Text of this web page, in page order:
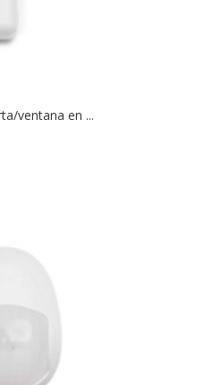
ventana en ...